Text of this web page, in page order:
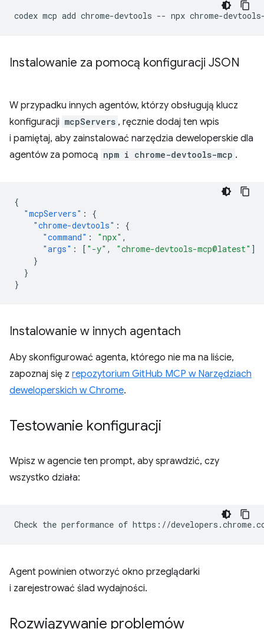
codex mcp add chrome-devtools -- npx
Instalowanie za pomocą konfiguracji JSON
W przypadku innych agentów, którzy obsługują klucz
konfiguracji mcpServers , ręcznie dodaj ten wpis
i pamiętaj, aby zainstalować narzędzia deweloperskie dla
agentów za pomocą npm i chrome-devtools-mcp .
{
"mcpServers" :
{
"chrome-devtools" :
{
"command" : "npx" ,
"args" : [ "-y" , "chrome-devtools-mcp@latest" ]
}
}
}
Instalowanie w innych agentach
Aby skonfigurować agenta, którego nie ma na liście,
zapoznaj się z repozytorium GitHub MCP w Narzędziach
deweloperskich w Chrome.
Testowanie konfiguracji
Wpisz w agencie ten prompt, aby sprawdzić, czy
wszystko działa:
Agent powinien otworzyć okno przeglądarki
i zarejestrować ślad wydajności.
Rozwiązywanie problemów